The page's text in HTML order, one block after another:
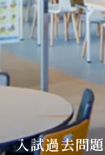
入試過去問題